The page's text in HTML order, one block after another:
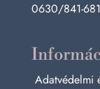
0630/841-
Adatvédelmi